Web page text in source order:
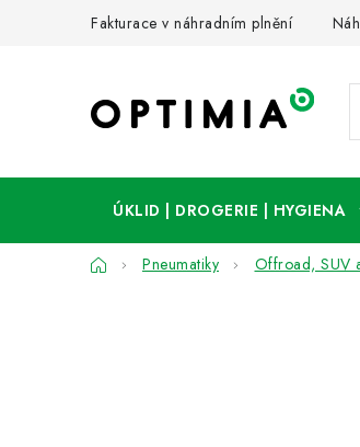
Fakturace v náhradním plnění
ÚKLID | DROGERIE | HYGIENA
DomůPneumatiky Offroad, SUV